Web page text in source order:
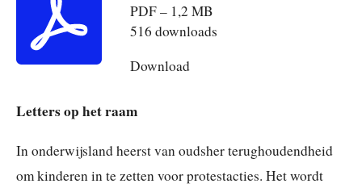
PDF – 1,2 MB
516 downloads
Download
Letters op het raam
In onderwijsland heerst van oudsher terughoudendheid
om kinderen in te zetten voor protestacties. Het wordt